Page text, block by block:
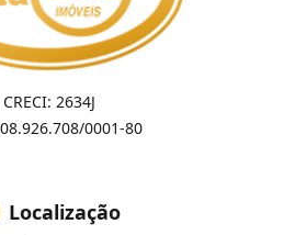
CRECI: 2634J
08.926.708/0001-80
Localização